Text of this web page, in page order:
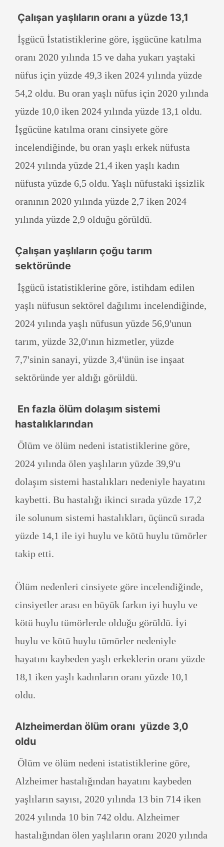
Çalışan yaşlıların oranı a yüzde 13,1
İşgücü İstatistiklerine göre, işgücüne katılma
oranı 2020 yılında 15 ve daha yukarı yaştaki
nüfus için yüzde 49,3 iken 2024 yılında yüzde
54,2 oldu. Bu oran yaşlı nüfus için 2020 yılında
yüzde 10,0 iken 2024 yılında yüzde 13,1 oldu.
İşgücüne katılma oranı cinsiyete göre
incelendiğinde, bu oran yaşlı erkek nüfusta
2024 yılında yüzde 21,4 iken yaşlı kadın
nüfusta yüzde 6,5 oldu. Yaşlı nüfustaki işsizlik
oranının 2020 yılında yüzde 2,7 iken 2024
yılında yüzde 2,9 olduğu görüldü.
Çalışan yaşlıların çoğu tarım
sektöründe
İşgücü istatistiklerine göre, istihdam edilen
yaşlı nüfusun sektörel dağılımı incelendiğinde,
2024 yılında yaşlı nüfusun yüzde 56,9'unun
tarım, yüzde 32,0'ının hizmetler, yüzde
7,7'sinin sanayi, yüzde 3,4'ünün ise inşaat
sektöründe yer aldığı görüldü.
En fazla ölüm dolaşım sistemi
hastalıklarından
Ölüm ve ölüm nedeni istatistiklerine göre,
2024 yılında ölen yaşlıların yüzde 39,9'u
dolaşım sistemi hastalıkları nedeniyle hayatını
kaybetti. Bu hastalığı ikinci sırada yüzde 17,2
ile solunum sistemi hastalıkları, üçüncü sırada
yüzde 14,1 ile iyi huylu ve kötü huylu tümörler
takip etti.
Ölüm nedenleri cinsiyete göre incelendiğinde,
cinsiyetler arası en büyük farkın iyi huylu ve
kötü huylu tümörlerde olduğu görüldü. İyi
huylu ve kötü huylu tümörler nedeniyle
hayatını kaybeden yaşlı erkeklerin oranı yüzde
18,1 iken yaşlı kadınların oranı yüzde 10,1
oldu.
Alzheimerdan ölüm oranı yüzde 3,0
oldu
Ölüm ve ölüm nedeni istatistiklerine göre,
Alzheimer hastalığından hayatını kaybeden
yaşlıların sayısı, 2020 yılında 13 bin 714 iken
2024 yılında 10 bin 742 oldu. Alzheimer
hastalığından ölen yaşlıların oranı 2020 yılında